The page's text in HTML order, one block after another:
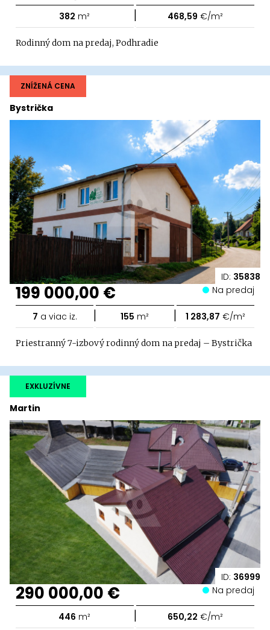
382 m² | 468,59 €/m²
Rodinný dom na predaj, Podhradie
ID: 35838
Bystrička
ZNÍŽENÁ CENA
199 000,00 € Na predaj
7 a viac iz. | 155 m² | 1 283,87 €/m²
Priestranný 7-izbový rodinný dom na predaj – Bystrička
ID: 36999
Martin
EXKLUZÍVNE
290 000,00 € Na predaj
446 m² | 650,22 €/m²